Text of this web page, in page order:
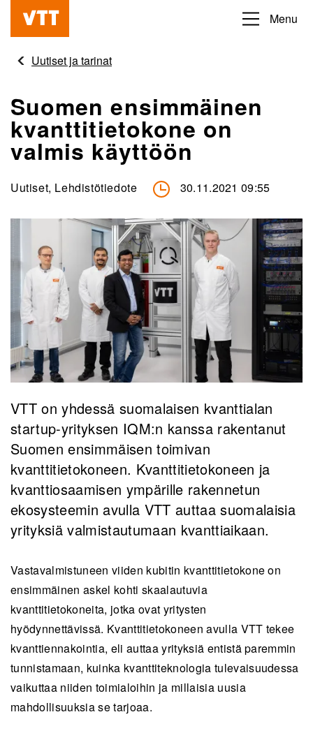
Hyppää
pääsisältöön
Beyond
obvious
Menu
Uutiset ja tarinat
Suomen ensimmäinen
kvanttitietokone on
valmis käyttöön
Uutiset, Lehdistötiedote 30.11.2021 09:55
VTT on yhdessä suomalaisen kvanttialan
startup-yrityksen IQM:n kanssa rakentanut
Suomen ensimmäisen toimivan
kvanttitietokoneen. Kvanttitietokoneen ja
kvanttiosaamisen ympärille rakennetun
ekosysteemin avulla VTT auttaa suomalaisia
yrityksiä valmistautumaan kvanttiaikaan.
Vastavalmistuneen viiden kubitin kvanttitietokone on
ensimmäinen askel kohti skaalautuvia
kvanttitietokoneita, jotka ovat yritysten
hyödynnettävissä. Kvanttitietokoneen avulla VTT tekee
kvanttiennakointia, eli auttaa yrityksiä entistä paremmin
tunnistamaan, kuinka kvanttiteknologia tulevaisuudessa
vaikuttaa niiden toimialoihin ja millaisia uusia
mahdollisuuksia se tarjoaa.